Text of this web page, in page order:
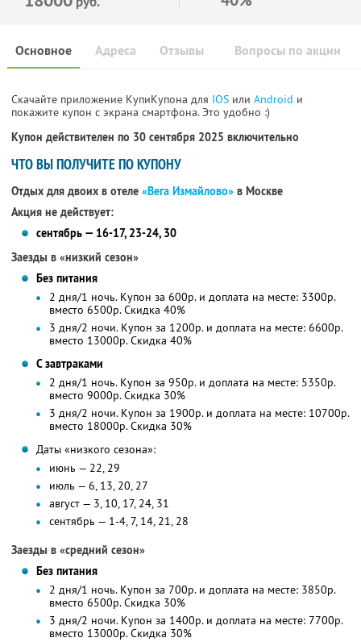
Основное Отзывы Вопросы по акции
Адреса
Скачайте приложение КупиКупона для IOS или Android и
покажите купон с экрана смартфона. Это удобно :)
Купон действителен по 30 сентября 2025 включительно
ЧТО ВЫ ПОЛУЧИТЕ ПО КУПОНУ
Отдых для двоих в отеле «Вега Измайлово» в Москве
Акция не действует:
сентябрь — 16-17, 23-24, 30
Заезды в «низкий сезон»
Без питания
2 дня/1 ночь. Купон за 600р. и доплата на месте: 3300р.
вместо 6500р.Скидка 40%
3 дня/2 ночи. Купон за 1200р. и доплата на месте: 6600р.
вместо 13000р.Скидка 40%
С завтраками
2 дня/1 ночь. Купон за 950р. и доплата на месте: 5350р.
вместо 9000р.Скидка 30%
3 дня/2 ночи. Купон за 1900р. и доплата на месте: 10700р.
вместо 18000р.Скидка 30%
Даты «низкого сезона»:
июнь — 22, 29
июль — 6, 13, 20, 27
август — 3, 10, 17, 24, 31
сентябрь — 1-4, 7, 14, 21, 28
Заезды в «средний сезон»
Без питания
2 дня/1 ночь. Купон за 700р. и доплата на месте: 3850р.
вместо 6500р.Скидка 30%
3 дня/2 ночи. Купон за 1400р. и доплата на месте: 7700р.
вместо 13000р.Скидка 30%